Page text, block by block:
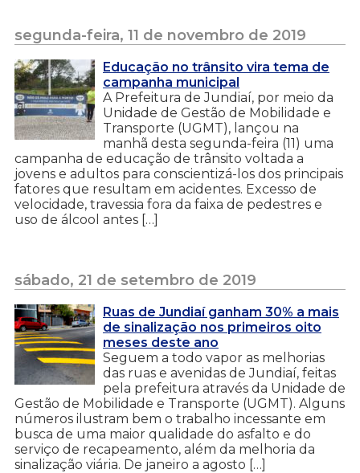
segunda-feira, 11 de novembro de 2019
Educação no trânsito vira tema de
campanha municipal
A Prefeitura de Jundiaí, por meio da
Unidade de Gestão de Mobilidade e
Transporte (UGMT), lançou na
manhã desta segunda-feira (11) uma
campanha de educação de trânsito voltada a
jovens e adultos para conscientizá-los dos principais
fatores que resultam em acidentes. Excesso de
velocidade, travessia fora da faixa de pedestres e
uso de álcool antes […]
sábado, 21 de setembro de 2019
Ruas de Jundiaí ganham 30% a mais
de sinalização nos primeiros oito
meses deste ano
Seguem a todo vapor as melhorias
das ruas e avenidas de Jundiaí, feitas
pela prefeitura através da Unidade de
Gestão de Mobilidade e Transporte (UGMT). Alguns
números ilustram bem o trabalho incessante em
busca de uma maior qualidade do asfalto e do
serviço de recapeamento, além da melhoria da
sinalização viária. De janeiro a agosto […]